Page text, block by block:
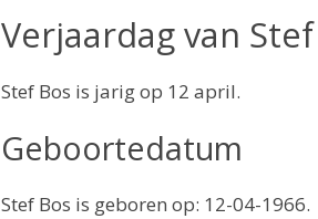
Verjaardag van
Stef Bos is jarig op 12 april.
Geboortedatum
Stef Bos is geboren op: 12-04-1966.